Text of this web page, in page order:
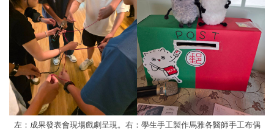
左：成果發表會現場戲劇呈現。右：學生手工製作馬雅各醫師手工布偶